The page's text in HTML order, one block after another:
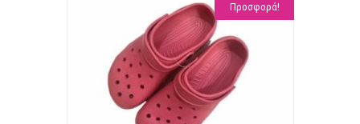
Προσφορά!